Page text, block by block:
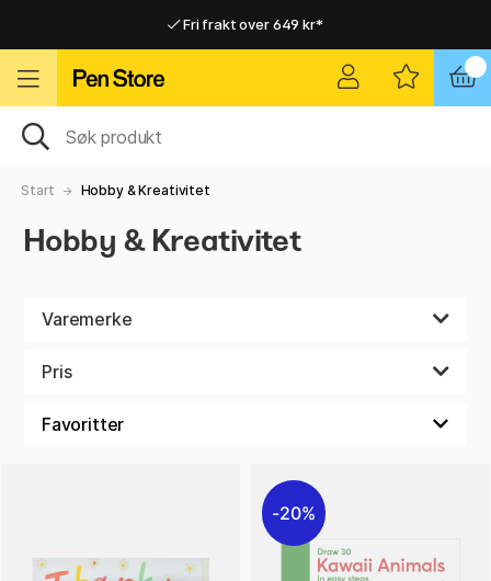
Fri frakt over 649 kr*
Raskt til dør eller utleveringssted
Raskt til dør eller utleveringssted
Start Hobby & Kreativitet
Hobby & Kreativitet
Varemerke
Pris
20%